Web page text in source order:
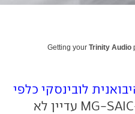
Getting yourTrinity Audio
לובינסקי כלפי
. "הסיבה היחידה ש-MG-SAIC עדיין לא